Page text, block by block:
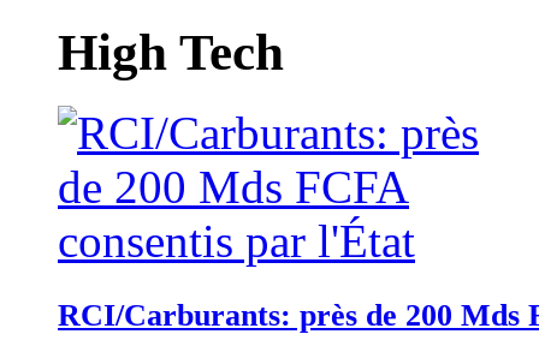
High Tech
RCI/Carburants: près de 200 Mds